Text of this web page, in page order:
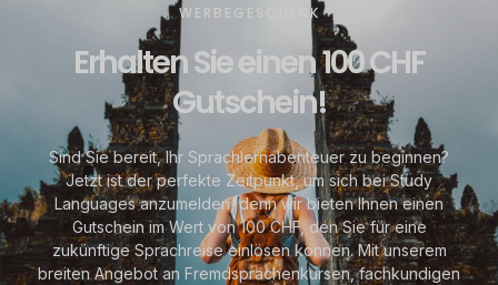
WERBEGESCHENK
Erhalten Sie einen 100 CHF
Gutschein!
Sind Sie bereit, Ihr Sprachlernabenteuer zu beginnen?
Jetzt ist der perfekte Zeitpunkt, um sich bei Study
Languages anzumelden, denn wir bieten Ihnen einen
Gutschein im Wert von 100 CHF, den Sie für eine
zukünftige Sprachreise einlösen können. Mit unserem
breiten Angebot an Fremdsprachenkursen, fachkundigen